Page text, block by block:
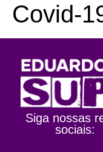
Covid-
Siga nossas
sociais: